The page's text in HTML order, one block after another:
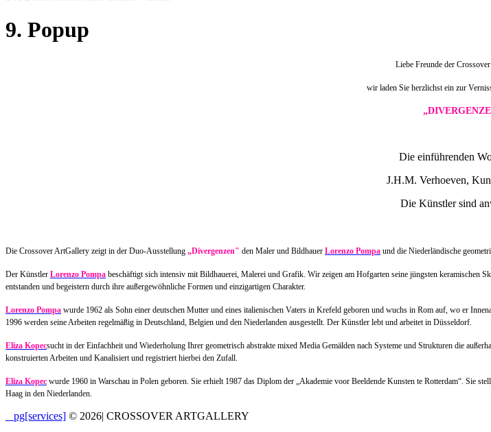
9. Popup
Liebe Freunde der
wir laden Sie herzlichst ein zur
Die einführenden
J.H.M. Verhoeven,
Die Künstler sind
Die Crossover ArtGallery zeigt in der Duo-Ausstellung „Divergenzen" den Maler und Bildhauer Lorenzo Pompa und die Niederländische
Der Künstler Lorenzo Pompa beschäftigt sich intensiv mit Bildhauerei, Malerei und Grafik. Wir zeigen am Hofgarten seine jüngsten keramischen
entstanden und begeistern durch ihre außergewöhnliche Formen und einzigartigen Charakter.
Lorenzo Pompa wurde 1962 als Sohn einer deutschen Mutter und eines italienischen Vaters in Krefeld geboren und wuchs in Rom auf, wo er
1996 werden seine Arbeiten regelmäßig in Deutschland, Belgien und den Niederlanden ausgestellt. Der Künstler lebt und arbeitet in Düsseldorf.
Eliza Kopecsucht in der Einfachheit und Wiederholung Ihrer geometrisch abstrakte mixed Media Gemälden nach Systeme und Strukturen die
konstruierten Arbeiten und Kanalisiert und registriert hierbei den Zufall.
Eliza Kopec wurde 1960 in Warschau in Polen geboren. Sie erhielt 1987 das Diplom der „Akademie voor Beeldende Kunsten te Rotterdam“. Sie
Haag in den Niederlanden.
_ pg[services] © 2026| CROSSOVER ARTGALLERY